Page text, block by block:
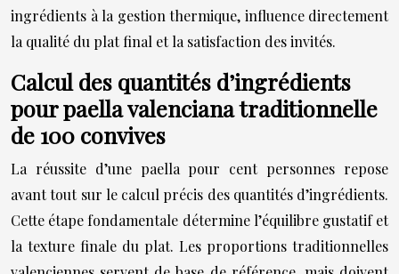
ingrédients à la gestion thermique, influence directement
la qualité du plat final et la satisfaction des invités.
Calcul des quantités d’ingrédients
pour paella valenciana traditionnelle
de 100 convives
La réussite d’une paella pour cent personnes repose
avant tout sur le calcul précis des quantités d’ingrédients.
Cette étape fondamentale détermine l’équilibre gustatif et
la texture finale du plat. Les proportions traditionnelles